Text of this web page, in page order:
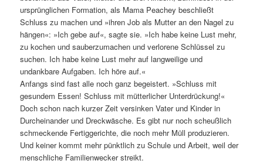
ursprünglichen Formation, als Mama Peachey beschließt
Schluss zu machen und »ihren Job als Mutter an den Nagel zu
hängen«: »Ich gebe auf«, sagte sie. »Ich habe keine Lust mehr,
zu kochen und sauberzumachen und verlorene Schlüssel zu
suchen. Ich habe keine Lust mehr auf langweilige und
undankbare Aufgaben. Ich höre auf.«
Anfangs sind fast alle noch ganz begeistert. »Schluss mit
gesundem Essen! Schluss mit mütterlicher Unterdrückung!«
Doch schon nach kurzer Zeit versinken Vater und Kinder in
Durcheinander und Dreckwäsche. Es gibt nur noch scheußlich
schmeckende Fertiggerichte, die noch mehr Müll produzieren.
Und keiner kommt mehr pünktlich zu Schule und Arbeit, weil der
menschliche Familienwecker streikt.